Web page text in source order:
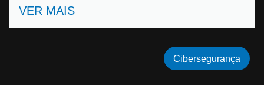
VER MAIS
Cibersegurança